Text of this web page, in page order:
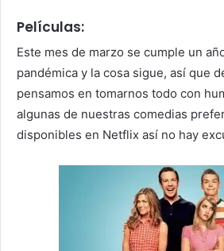
Películas:
Este mes de marzo se cumple un
pandémica y la cosa sigue, así que
pensamos en tomarnos todo con
algunas de nuestras comedias
disponibles en Netflix así no hay